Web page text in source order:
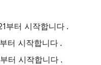
부터 시작합니다 .
터 시작합니다 .
터 시작합니다 .